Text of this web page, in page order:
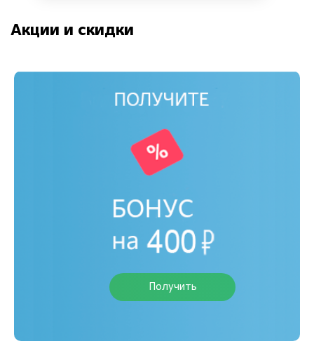
Акции и скидки
Получить